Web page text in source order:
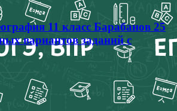
11 класс Барабанов 25
вариантов заданий с